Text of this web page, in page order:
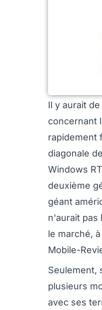
Il y aurait
concernant
rapidement
diagonale
Windows
deuxième
géant
n'aurait pas
le marché,
Mobile-
Seulement,
plusieurs
avec ses